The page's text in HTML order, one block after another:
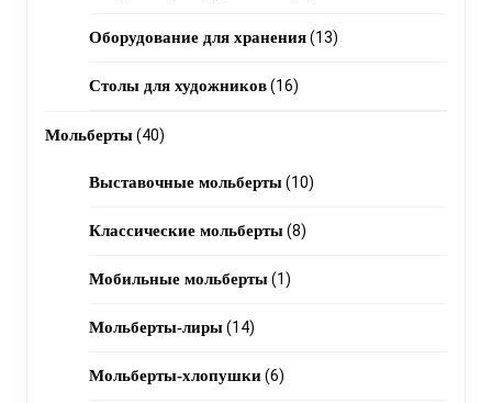
products
Оборудование для хранения 1313
Столы для художников 1616
Мольберты 4040
products
Выставочные мольберты 1010
Классические мольберты 88
Мобильные мольберты 11
Мольберты-лиры 1414
products
Мольберты-хлопушки 66